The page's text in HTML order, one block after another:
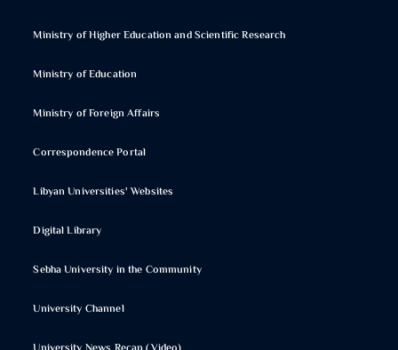
Ministry of Higher Education and Scientific Research
Ministry of Education
Ministry of Foreign Affairs
Correspondence Portal
Libyan Universities' Websites
Digital Library
Sebha University in the Community
University Channel